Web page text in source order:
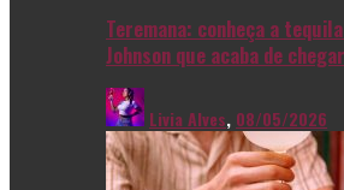
Teremana: conheça a
Johnson que acaba de
Livia Alves, 08/05/2026